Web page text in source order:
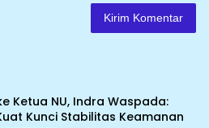
Ketua NU, Indra Waspada:
Kunci Stabilitas Keamanan